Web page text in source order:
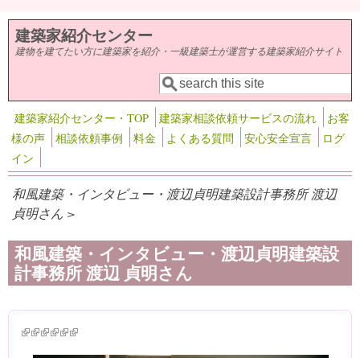
メインコンテンツに移動
建築家紹介センター
建物を建てたい方に建築家を紹介・一級建築士が運営する建築家紹介サイト
検索フォーム
検索
建築家紹介センター・TOP 建築家相談依頼サービスの流れ
お客
様の声
相談依頼事例 料金 よくある質問 安心安全宣言
ログ
イン
和風建築・インタビュー・渡辺貞明建築設計事務所 渡辺
貞明さん >
和風建築・インタビュー・渡辺貞明建築設
計事務所 渡辺 貞明さん
(link is external)
(link is external)
(link is external)
(link is external)
(link is external)
(link is external)